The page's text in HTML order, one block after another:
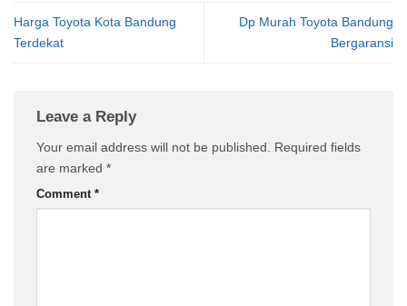
Harga Toyota Kota Bandung
Terdekat
Dp Murah Toyota Bandung
Bergaransi
Leave a Reply
Your email address will not be published.
Required fields
are marked *
Comment *